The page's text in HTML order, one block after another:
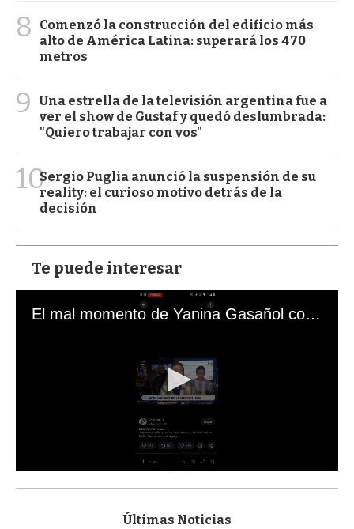
8
Comenzó la construcción del edificio más
alto de América Latina: superará los 470
metros
9
Una estrella de la televisión argentina fue a
ver el show de Gustaf y quedó deslumbrada:
"Quiero trabajar con vos"
10Sergio Puglia anunció la suspensión de su
reality: el curioso motivo detrás de la
decisión
Te puede interesar
El mal momento de Yanina Gasañol con un hincha argentino en "Subrayado"
s
Últimas Noticias